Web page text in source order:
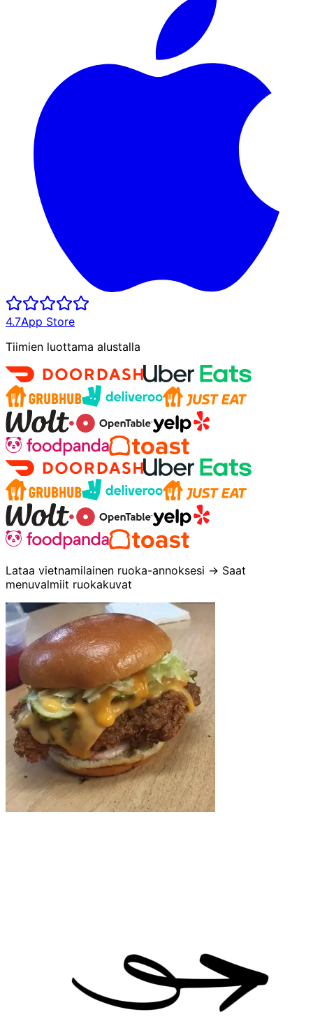
4.7App Store
Tiimien luottama alustalla
Lataa vietnamilainen ruoka-annoksesi → Saat
menuvalmiit ruokakuvat